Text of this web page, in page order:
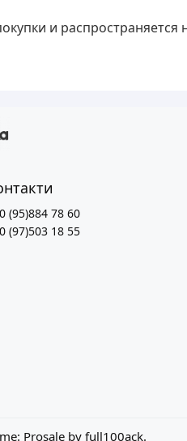
и
(95)884 78 60
(97)503 18 55
Prosale by full100ack.